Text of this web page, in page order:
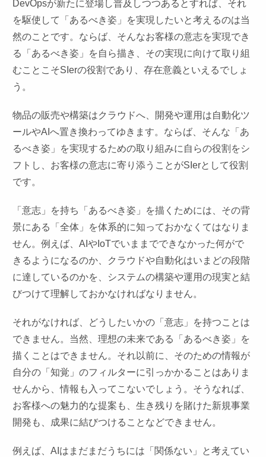
DevOpsが新たに登場し普及しつつあるとすれば、それ
を駆使して「あるべき姿」を実現したいと考えるのは当
然のことです。ならば、そんなお客様の意志を実現でき
る「あるべき姿」を自ら描き、その実現に向けて取り組
むことこそSIerの役割であり、存在意義といえるでしょ
う。
物品の販売や構築はクラウドへ、開発や運用は自動化ツ
ールやAIへ置き換わってゆきます。ならば、そんな「あ
るべき姿」を実現するための取り組みに自らの役割をシ
フトし、お客様の意志に寄り添うことがSIerとして役割
です。
「意志」を持ち「あるべき姿」を描くためには、その背
景にある「全体」を体系的に知っておかなくてはなりま
せん。例えば、AIやIoTでいままでできなかった何がで
きるようになるのか、クラウドや自動化はいまどの段階
に達しているのかを、システムの構築や運用の現実と結
びつけて理解しておかなければなりません。
それがなければ、どうしたいかの「意志」を持つことは
できません。当然、理想の未来である「あるべき姿」を
描くことはできません。それ以前に、そのための情報が
自分の「知覚」のフィルターに引っかかることはありま
せんから、情報も入ってこないでしょう。そうなれば、
お客様への魅力的な提案も、生き残りを賭けた新規事業
開発も、成果に結びつけることなどできません。
例えば、AIはまだまだうちには「関係ない」と考えてい